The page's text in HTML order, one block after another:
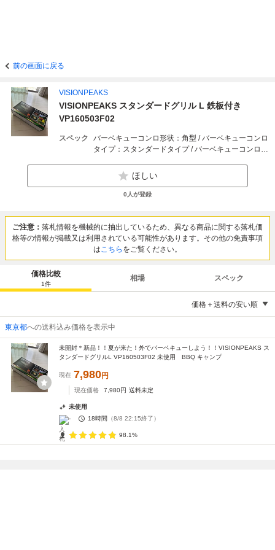
前の画面に戻る
VISIONPEAKS
VISIONPEAKS スタンダードグリル L 鉄板付き
VP160503F02
スペック
バーベキューコンロ形状：角型 / バーベキューコンロ
タイプ：スタンダードタイプ / バーベキューコンロ燃
キューコンロ特徴：本体高さ調整 / バーベキューコン
ロ重量（kg）：5.4kg / バーベキューコンロ使用時幅
（cm）：84cm / バーベキューコンロ使用時奥行き
（cm）：70cm / バーベキューコンロ収納時幅
（cm）：65cm / バーベキューコンロ収納時奥行さ
（cm）：30cm / バーベキューコンロ収納時高さ
（cm）：18cm / 色：シルバー系
ほしい
0 人が登録
ご注意： 落札情報を機械的に抽出しているため、異なる商品に関する落札価
格等の情報が掲載又は利用されている可能性があります。その他の免責事項
はこちら をご覧ください。
価格比較
1件
相場 スペック
価格＋送料の安い順
東京都への送料込み価格を表示中
未開封＊新品！！夏が来た！外でバーベキューしよう！！VISIONPEAKS ス
タンダードグリルL VP160503F02 未使用 BBQ キャンプ
現在 7,980円
現在価格 7,980円 送料未定
未使用
-
18時間 （8/8 22:15終了）
98.1%